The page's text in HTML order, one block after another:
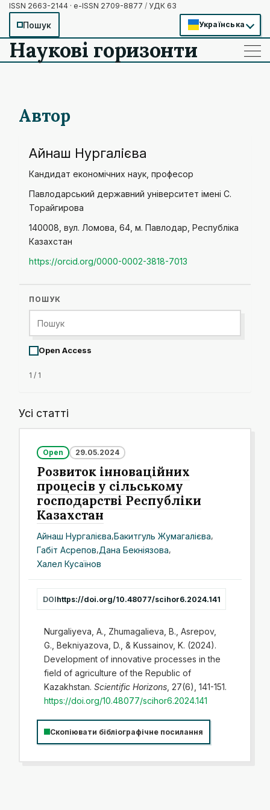
ISSN 2663-2144 · e-ISSN 2709-8877 / УДК 63
Пошук Українська
Наукові горизонти ——
——
——
Автор
Айнаш Нургалієва
Кандидат економічних наук, професор
Павлодарський державний університет імені С.
Торайгирова
140008, вул. Ломова, 64, м. Павлодар, Республіка
Казахстан
https://orcid.org/0000-0002-3818-7013
ПОШУК
Open Access
1 / 1
Усі статті
Open 29.05.2024
Розвиток інноваційних
процесів у сільському
господарстві Республіки
Казахстан
Айнаш Нургалієва,Бакитгуль Жумагалієва,
Габіт Асрепов,Дана Бекніязова,
Халел Кусаїнов
DOIhttps://doi.org/10.48077/scihor6.2024.141
Nurgaliyeva, A., Zhumagalieva, B., Asrepov,
G., Bekniyazova, D., & Kussainov, K. (2024).
Development of innovative processes in the
field of agriculture of the Republic of
Kazakhstan. Scientific Horizons, 27(6), 141-151.
https://doi.org/10.48077/scihor6.2024.141
Скопіювати бібліографічне посилання